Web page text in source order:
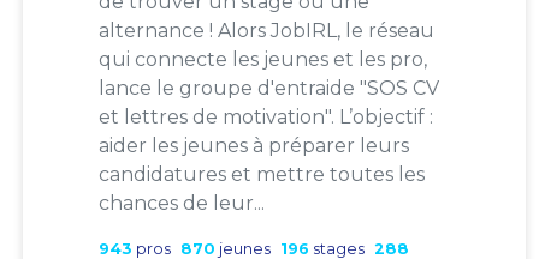
alternance ! Alors JobIRL, le réseau
qui connecte les jeunes et les pro,
lance le groupe d'entraide "SOS CV
et lettres de motivation". L’objectif :
aider les jeunes à préparer leurs
candidatures et mettre toutes les
chances de leur...
943 pros 870 jeunes 196 stages 288